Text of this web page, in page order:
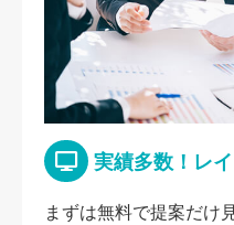
実績多数！レ
まずは無料で提案だけ